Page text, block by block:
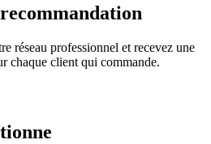
réseau professionnel et recevez une
chaque client qui commande.